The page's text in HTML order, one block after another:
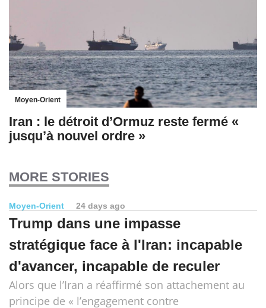
Moyen-Orient
Iran : le détroit d’Ormuz reste fermé «
jusqu’à nouvel ordre »
MORE STORIES
Moyen-Orient 24 days ago
Trump dans une impasse
stratégique face à l'Iran: incapable
d'avancer, incapable de reculer
Alors que l’Iran a réaffirmé son attachement au
principe de « l’engagement contre